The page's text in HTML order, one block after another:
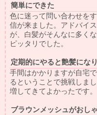
簡単にできた
色に迷って問い合わせを
信が来ました。アドバイ
が、白髪がそんなに多く
ピッタリでした。
定期的にやると艶髪にな
手間はかかりますが自宅
るということで挑戦しま
増してきてよかったです。
ブラウンメッシュがおし